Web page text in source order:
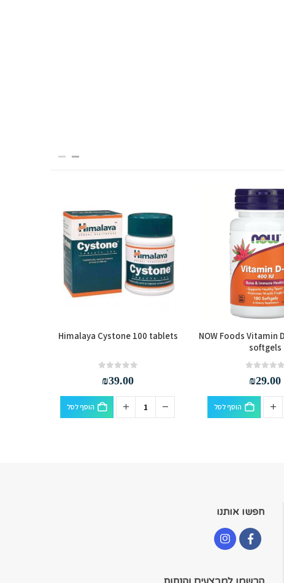
NOW Foods Vitamin
softgels
₪29.00
הוסף לסל
Himalaya Cystone 100 tablets
₪39.00
הוסף לסל
חפשו אותנו